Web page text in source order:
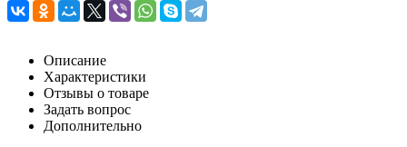
Описание
Характеристики
Отзывы о товаре
Задать вопрос
Дополнительно